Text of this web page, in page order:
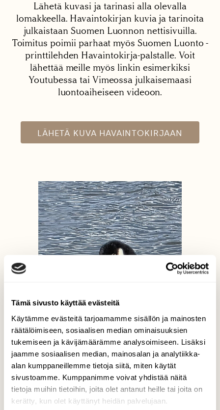
Tämä sivusto käyttää evästeitä
Käytämme evästeitä tarjoamamme sisällön ja mainosten
räätälöimiseen, sosiaalisen median ominaisuuksien
tukemiseen ja kävijämäärämme analysoimiseen. Lisäksi
jaamme sosiaalisen median, mainosalan ja analytiikka-
alan kumppaneillemme tietoja siitä, miten käytät
sivustoamme. Kumppanimme voivat yhdistää näitä
tietoja muihin tietoihin, joita olet antanut heille tai joita on
kerätty, kun olet käyttänyt heidän palvelujaan.
Lähetä kuvasi ja tarinasi alla olevalla
lomakkeella. Havaintokirjan kuvia ja tarinoita
julkaistaan Suomen Luonnon nettisivuilla.
Toimitus poimii parhaat myös Suomen Luonto -
printtilehden Havaintokirja-palstalle. Voit
lähettää meille myös linkin esimerkiksi
Youtubessa tai Vimeossa julkaisemaasi
luontoaiheiseen videoon.
LÄHETÄ KUVA HAVAINTOKIRJAAN